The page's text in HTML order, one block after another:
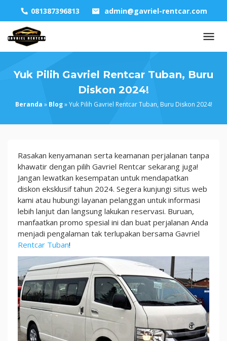
content
081387396813 admin@gavriel-rentcar.com
Yuk Pilih Gavriel Rentcar Tuban, Buru
Diskon 2024!
Beranda » Blog»Yuk Pilih Gavriel Rentcar Tuban, Buru Diskon 2024!
Yuk
Pilih
Gavriel
Rentcar
Tuban,
Buru
Diskon
2024!
Rasakan kenyamanan serta keamanan perjalanan tanpa
khawatir dengan pilih Gavriel Rentcar sekarang juga!
Jangan lewatkan kesempatan untuk mendapatkan
diskon eksklusif tahun 2024. Segera kunjungi situs web
kami atau hubungi layanan pelanggan untuk informasi
lebih lanjut dan langsung lakukan reservasi. Buruan,
manfaatkan promo spesial ini dan buat perjalanan Anda
menjadi pengalaman tak terlupakan bersama Gavriel
Rentcar Tuban!